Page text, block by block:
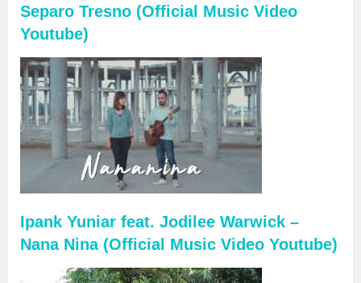
Separo Tresno (Official Music Video
Youtube)
Ipank Yuniar feat. Jodilee Warwick –
Nana Nina (Official Music Video Youtube)